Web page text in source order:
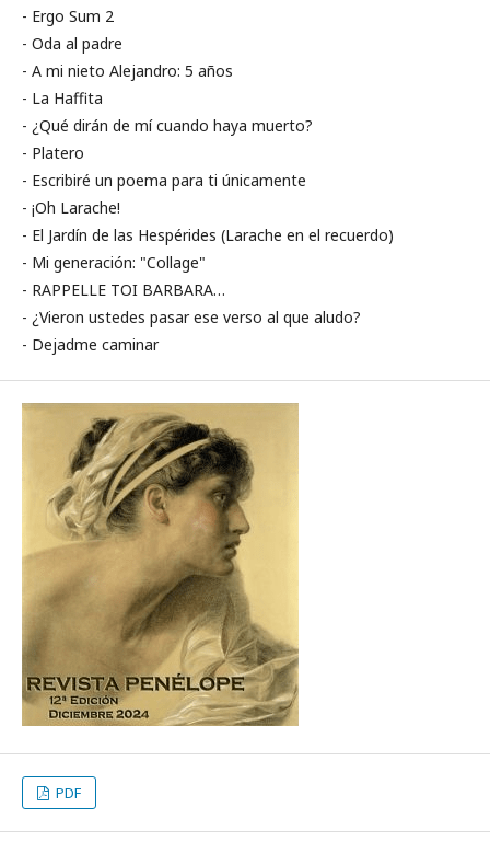
- Ergo Sum 2
- Oda al padre
- A mi nieto Alejandro: 5 años
- La Haffita
- ¿Qué dirán de mí cuando haya muerto?
- Platero
- Escribiré un poema para ti únicamente
- ¡Oh Larache!
- El Jardín de las Hespérides (Larache en el recuerdo)
- Mi generación: "Collage"
- RAPPELLE TOI BARBARA…
- ¿Vieron ustedes pasar ese verso al que aludo?
- Dejadme caminar
PDF